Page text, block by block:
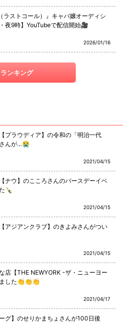
ストコール）』キャバ嬢オーディシ
夜9時】YouTubeで配信開始🎥
2026/01/16
ランキング
プラウディア】の令和の「明治一代
んが…😭
2021/04/15
ナウ】のこころさんのバースデーイベ
🍾
2021/04/15
アジアンクラブ】のきよみさんがつい
2021/04/15
店【THE NEWYORK -ザ・ニューヨー
した👏👏👏
2021/04/17
グ】のせりかまちょさんが100日後